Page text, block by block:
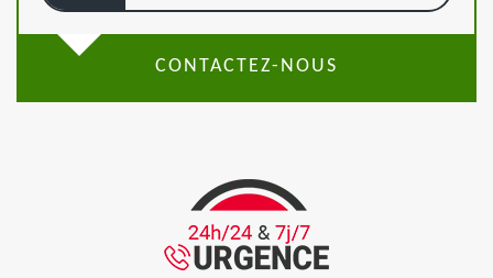
CONTACTEZ-NOUS